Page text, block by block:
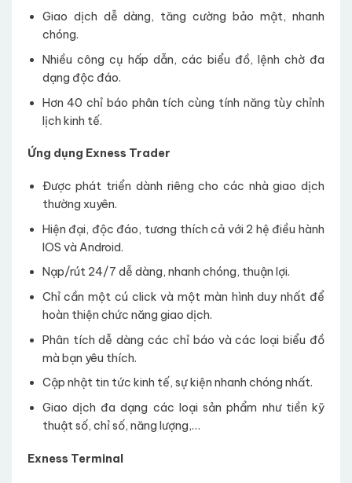
Giao dịch dễ dàng, tăng cường bảo mật, nhanh
chóng.
Nhiều công cụ hấp dẫn, các biểu đồ, lệnh chờ đa
dạng độc đáo.
Hơn 40 chỉ báo phân tích cùng tính năng tùy chỉnh
lịch kinh tế.
Ứng dụng Exness Trader
Được phát triển dành riêng cho các nhà giao dịch
thường xuyên.
Hiện đại, độc đáo, tương thích cả với 2 hệ điều hành
IOS và Android.
Nạp/rút 24/7 dễ dàng, nhanh chóng, thuận lợi.
Chỉ cần một cú click và một màn hình duy nhất để
hoàn thiện chức năng giao dịch.
Phân tích dễ dàng các chỉ báo và các loại biểu đồ
mà bạn yêu thích.
Cập nhật tin tức kinh tế, sự kiện nhanh chóng nhất.
Giao dịch đa dạng các loại sản phẩm như tiền kỹ
thuật số, chỉ số, năng lượng,…
Exness Terminal